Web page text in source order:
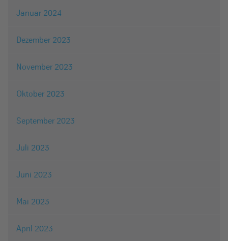
Januar 2024
Dezember 2023
November 2023
Oktober 2023
September 2023
Juli 2023
Juni 2023
Mai 2023
April 2023